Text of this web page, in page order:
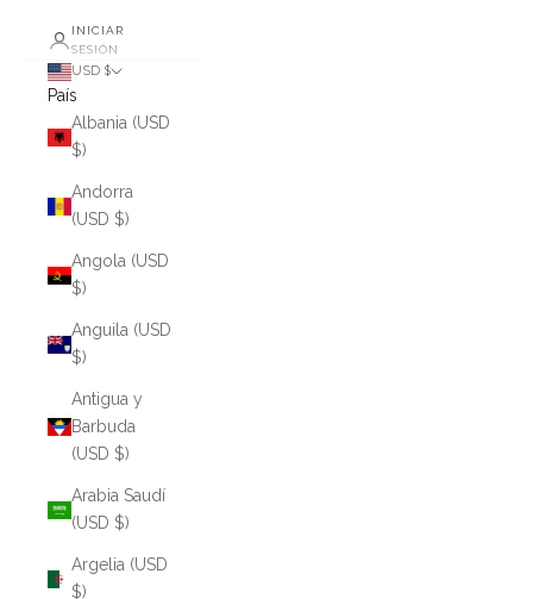
INICIAR
SESIÓN
USD $
País
Albania (USD
$)
Andorra
(USD $)
Angola (USD
$)
Anguila (USD
$)
Antigua y
Barbuda
(USD $)
Arabia Saudí
(USD $)
Argelia (USD
$)